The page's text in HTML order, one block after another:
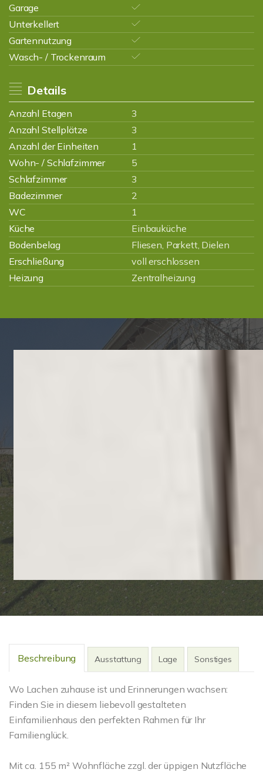
Garage
Unterkellert
Gartennutzung
Wasch- / Trockenraum
Details
Anzahl Etagen
3
Anzahl Stellplätze
3
Anzahl der Einheiten
1
Wohn- / Schlafzimmer
5
Schlafzimmer
3
Badezimmer
2
WC
1
Küche
Einbauküche
Bodenbelag
Fliesen, Parkett, Dielen
Erschließung
voll erschlossen
Heizung
Zentralheizung
Beschreibung Ausstattung Lage Sonstiges
Wo Lachen zuhause ist und Erinnerungen wachsen:
Finden Sie in diesem liebevoll gestalteten
Einfamilienhaus den perfekten Rahmen für Ihr
Familienglück.
Mit ca. 155 m² Wohnfläche zzgl. der üppigen Nutzfläche